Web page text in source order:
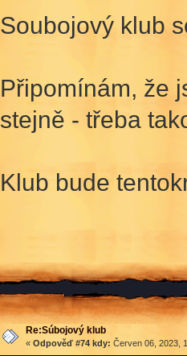
Soubojový klub
Připomínám, že
stejně - třeba
Klub bude
Re:Súbojový klub
« Odpověď #74 kdy: Červen 06, 2023,